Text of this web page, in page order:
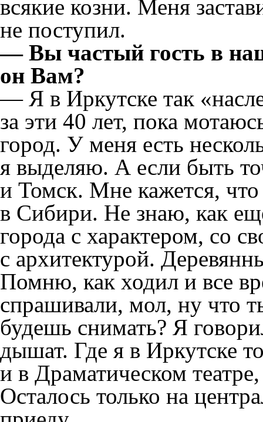
всякие козни. Меня
не поступил.
— Вы частый гость в
он Вам?
— Я в Иркутске так
за эти 40 лет, пока
город. У меня есть
я выделяю. А если быть
и Томск. Мне кажется, что
в Сибири. Не знаю, как
города с характером, со
с архитектурой.
Помню, как ходил и все
спрашивали, мол, ну что
будешь снимать? Я
дышат. Где я в Иркутске
и в Драматическом
Осталось только на